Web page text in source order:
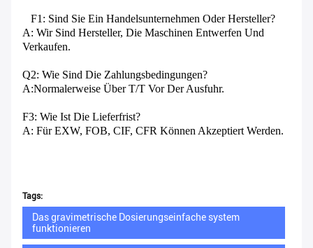
F1: Sind Sie Ein Handelsunternehmen Oder Hersteller?
A: Wir Sind Hersteller, Die Maschinen Entwerfen Und
Verkaufen.
Q2: Wie Sind Die Zahlungsbedingungen?
A:Normalerweise Über T/T Vor Der Ausfuhr.
F3: Wie Ist Die Lieferfrist?
A: Für EXW, FOB, CIF, CFR Können Akzeptiert Werden.
Tags:
Das gravimetrische Dosierungseinfache system
funktionieren